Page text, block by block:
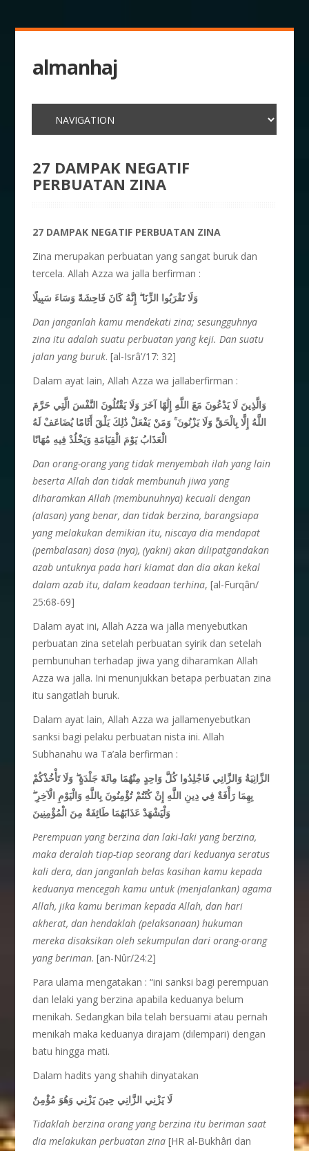
almanhaj
27 DAMPAK NEGATIF
PERBUATAN ZINA
27 DAMPAK NEGATIF PERBUATAN ZINA
Zina merupakan perbuatan yang sangat buruk dan
tercela. Allah Azza wa jalla berfirman :
وَلَا تَقْرَبُوا الزِّنَا ۖ إِنَّهُ كَانَ فَاحِشَةً وَسَاءَ سَبِيلًا
Dan janganlah kamu mendekati zina; sesungguhnya
zina itu adalah suatu perbuatan yang keji. Dan suatu
jalan yang buruk. [al-Isrâ’/17: 32]
Dalam ayat lain, Allah Azza wa jallaberfirman :
وَالَّذِينَ لَا يَدْعُونَ مَعَ اللَّهِ إِلَٰهًا آخَرَ وَلَا يَقْتُلُونَ النَّفْسَ الَّتِي حَرَّمَ
اللَّهُ إِلَّا بِالْحَقِّ وَلَا يَزْنُونَ ۚ وَمَنْ يَفْعَلْ ذَٰلِكَ يَلْقَ أَثَامًا يُضَاعَفْ لَهُ
الْعَذَابُ يَوْمَ الْقِيَامَةِ وَيَخْلُدْ فِيهِ مُهَانًا
Dan orang-orang yang tidak menyembah ilah yang lain
beserta Allah dan tidak membunuh jiwa yang
diharamkan Allah (membunuhnya) kecuali dengan
(alasan) yang benar, dan tidak berzina, barangsiapa
yang melakukan demikian itu, niscaya dia mendapat
(pembalasan) dosa (nya), (yakni) akan dilipatgandakan
azab untuknya pada hari kiamat dan dia akan kekal
dalam azab itu, dalam keadaan terhina, [al-Furqân/
25:68-69]
Dalam ayat ini, Allah Azza wa jalla menyebutkan
perbuatan zina setelah perbuatan syirik dan setelah
pembunuhan terhadap jiwa yang diharamkan Allah
Azza wa jalla. Ini menunjukkan betapa perbuatan zina
itu sangatlah buruk.
Dalam ayat lain, Allah Azza wa jallamenyebutkan
sanksi bagi pelaku perbuatan nista ini. Allah
Subhanahu wa Ta’ala berfirman :
الزَّانِيَةُ وَالزَّانِي فَاجْلِدُوا كُلَّ وَاحِدٍ مِنْهُمَا مِائَةَ جَلْدَةٍ ۖ وَلَا تَأْخُذْكُمْ
بِهِمَا رَأْفَةٌ فِي دِينِ اللَّهِ إِنْ كُنْتُمْ تُؤْمِنُونَ بِاللَّهِ وَالْيَوْمِ الْآخِرِ ۖ
وَلْيَشْهَدْ عَذَابَهُمَا طَائِفَةٌ مِنَ الْمُؤْمِنِينَ
Perempuan yang berzina dan laki-laki yang berzina,
maka deralah tiap-tiap seorang dari keduanya seratus
kali dera, dan janganlah belas kasihan kamu kepada
keduanya mencegah kamu untuk (menjalankan) agama
Allah, jika kamu beriman kepada Allah, dan hari
akherat, dan hendaklah (pelaksanaan) hukuman
mereka disaksikan oleh sekumpulan dari orang-orang
yang beriman. [an-Nûr/24:2]
Para ulama mengatakan : “ini sanksi bagi perempuan
dan lelaki yang berzina apabila keduanya belum
menikah. Sedangkan bila telah bersuami atau pernah
menikah maka keduanya dirajam (dilempari) dengan
batu hingga mati.
Dalam hadits yang shahih dinyatakan
لَا يَزْنِي الزَّانِي حِينَ يَزْنِي وَهُوَ مُؤْمِنٌ
Tidaklah berzina orang yang berzina itu beriman saat
dia melakukan perbuatan zina [HR al-Bukhâri dan